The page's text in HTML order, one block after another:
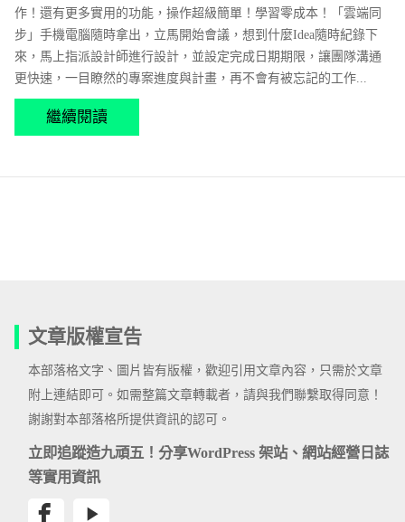
作！還有更多實用的功能，操作超級簡單！學習零成本！「雲端同
步」手機電腦隨時拿出，立馬開始會議，想到什麼Idea隨時紀錄下
來，馬上指派設計師進行設計，並設定完成日期期限，讓團隊溝通
更快速，一目瞭然的專案進度與計畫，再不會有被忘記的工作...
繼續閱讀
文章版權宣告
本部落格文字、圖片皆有版權，歡迎引用文章內容，只需於文章
附上連結即可。如需整篇文章轉載者，請與我們聯繫取得同意！
謝謝對本部落格所提供資訊的認可。
立即追蹤造九頑五！分享WordPress 架站、網站經營日誌
等實用資訊